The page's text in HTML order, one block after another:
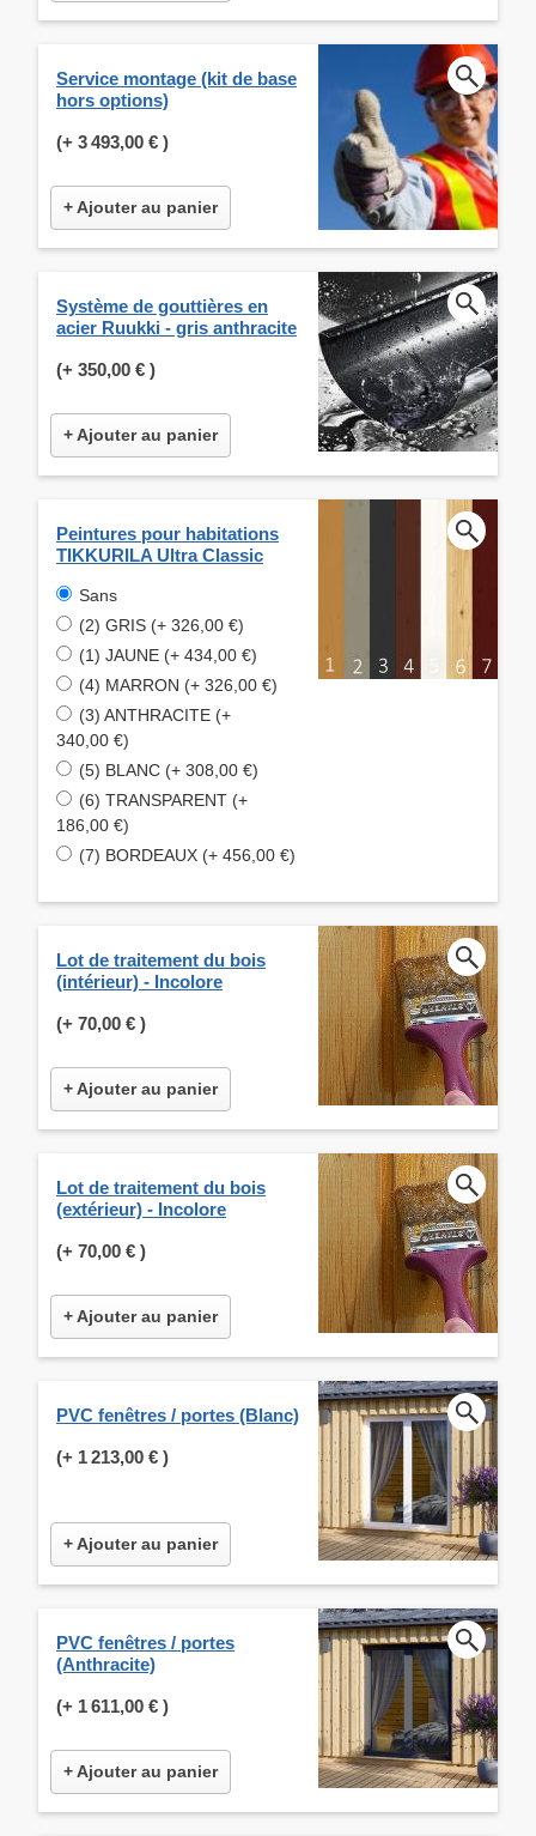
Service montage (kit de base
hors options)
(+ 3 493,00 € )
+ Ajouter au panier
Système de gouttières en
acier Ruukki - gris anthracite
(+ 350,00 € )
+ Ajouter au panier
Peintures pour habitations
TIKKURILA Ultra Classic
Sans
(2) GRIS (+ 326,00 €)
(1) JAUNE (+ 434,00 €)
(4) MARRON (+ 326,00 €)
(3) ANTHRACITE (+
340,00 €)
(5) BLANC (+ 308,00 €)
(6) TRANSPARENT (+
186,00 €)
(7) BORDEAUX (+ 456,00 €)
Lot de traitement du bois
(intérieur) - Incolore
(+ 70,00 € )
+ Ajouter au panier
Lot de traitement du bois
(extérieur) - Incolore
(+ 70,00 € )
+ Ajouter au panier
PVC fenêtres / portes (Blanc)
(+ 1 213,00 € )
+ Ajouter au panier
PVC fenêtres / portes
(Anthracite)
(+ 1 611,00 € )
+ Ajouter au panier